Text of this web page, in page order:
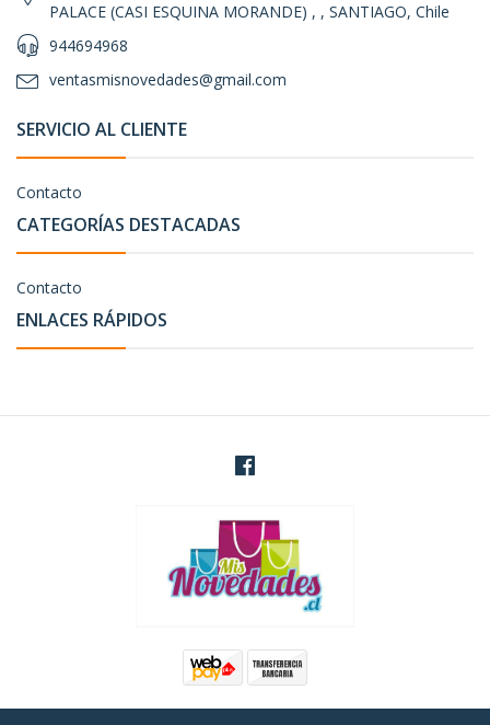
PALACE (CASI ESQUINA MORANDE) , , SANTIAGO, Chile
944694968
ventasmisnovedades@gmail.com
SERVICIO AL CLIENTE
Contacto
CATEGORÍAS DESTACADAS
Contacto
ENLACES RÁPIDOS